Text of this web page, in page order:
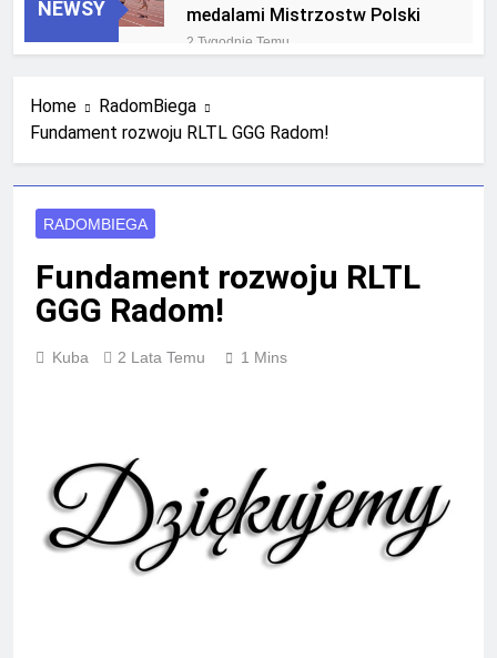
NEWSY
medalami Mistrzostw Polski
2 Tygodnie Temu
mistrzostw Polski U23 w
Krakowie
4 Tygodnie Temu
Home
RadomBiega
Fundament rozwoju RLTL GGG Radom!
RADOMBIEGA
Fundament rozwoju RLTL
GGG Radom!
Kuba 2 Lata Temu 1 Mins